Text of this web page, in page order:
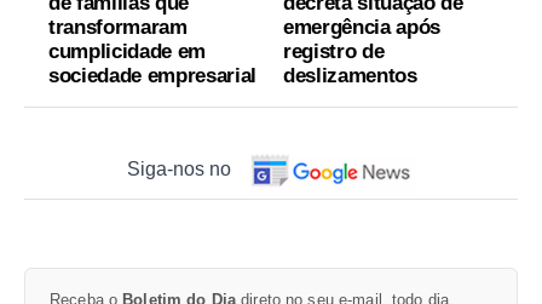
transformaram
cumplicidade em
sociedade empresarial
emergência após
registro de
deslizamentos
Siga-nos no
Receba o Boletim do Diadireto no seu e-mail, todo dia.